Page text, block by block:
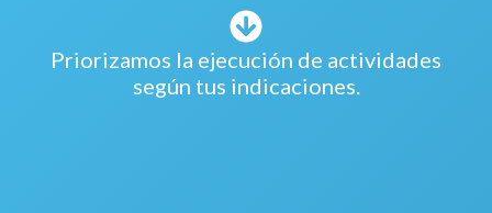
Priorizamos la ejecución de actividades
según tus indicaciones.